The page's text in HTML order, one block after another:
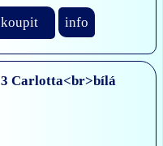
koupit info